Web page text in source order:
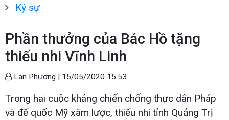
Ký sự
Phần thưởng của Bác Hồ tặng
thiếu nhi Vĩnh Linh
Lan Phương | 15/05/2020 15:53
Trong hai cuộc kháng chiến chống thực dân Pháp
và đế quốc Mỹ xâm lược, thiếu nhi tỉnh Quảng Trị